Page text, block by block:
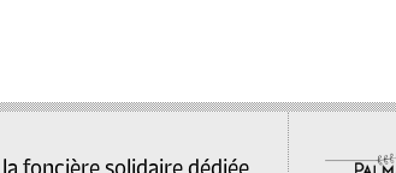
la foncière solidaire dédiée